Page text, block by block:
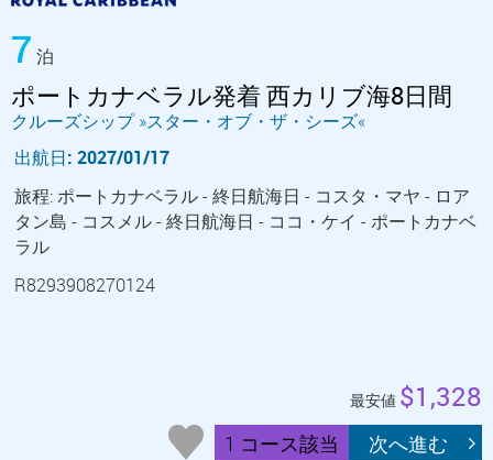
7 泊
ポートカナベラル発着 西カリブ海8日間
クルーズシップ »スター・オブ・ザ・シーズ«
出航日: 2027/01/17
旅程: ポートカナベラル - 終日航海日 - コスタ・マヤ - ロア
タン島 - コスメル - 終日航海日 - ココ・ケイ - ポートカナベ
ラル
R8293908270124
最安値 $1,328
1 コース該当 次へ進む